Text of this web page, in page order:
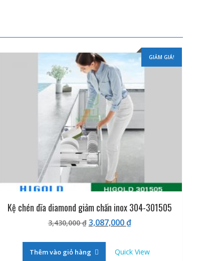
GIẢM GIÁ!
Kệ chén dĩa diamond giảm chấn inox 304-301505
3,430,000₫ Giá
là:
3,430,000 ₫.
3,087,000₫Giá
là:
Thêm vào giỏ hàng Quick View